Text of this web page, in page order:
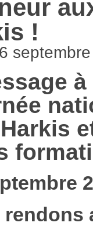
!
rendons